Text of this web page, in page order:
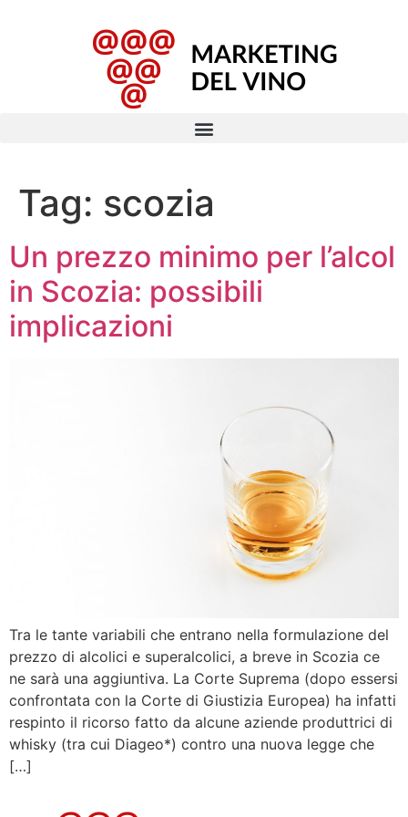
Tag: scozia
Un prezzo minimo per l’alcol
in Scozia: possibili
implicazioni
Tra le tante variabili che entrano nella formulazione del
prezzo di alcolici e superalcolici, a breve in Scozia ce
ne sarà una aggiuntiva. La Corte Suprema (dopo essersi
confrontata con la Corte di Giustizia Europea) ha infatti
respinto il ricorso fatto da alcune aziende produttrici di
whisky (tra cui Diageo*) contro una nuova legge che
[…]